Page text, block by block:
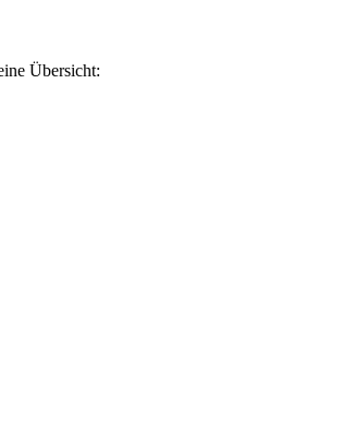
Übersicht: